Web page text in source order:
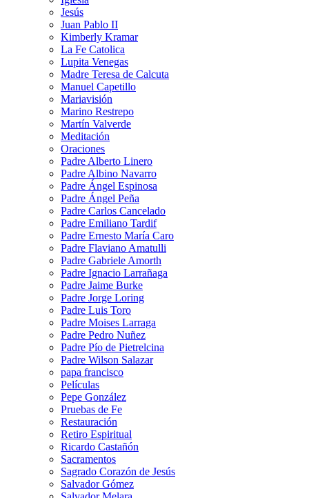
Jesús
Juan Pablo II
Kimberly Kramar
La Fe Catolica
Lupita Venegas
Madre Teresa de Calcuta
Manuel Capetillo
Mariavisión
Marino Restrepo
Martín Valverde
Meditación
Oraciones
Padre Alberto Linero
Padre Albino Navarro
Padre Ángel Espinosa
Padre Ángel Peña
Padre Carlos Cancelado
Padre Emiliano Tardif
Padre Ernesto María Caro
Padre Flaviano Amatulli
Padre Gabriele Amorth
Padre Ignacio Larrañaga
Padre Jaime Burke
Padre Jorge Loring
Padre Luis Toro
Padre Moises Larraga
Padre Pedro Nuñez
Padre Pío de Pietrelcina
Padre Wilson Salazar
papa francisco
Películas
Pepe González
Pruebas de Fe
Restauración
Retiro Espiritual
Ricardo Castañón
Sacramentos
Sagrado Corazón de Jesús
Salvador Gómez